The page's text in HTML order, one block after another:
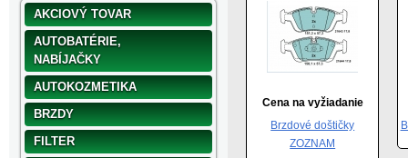
AKCIOVÝ TOVAR
AUTOBATÉRIE,
NABÍJAČKY
AUTOKOZMETIKA
BRZDY
FILTER
Cena na vyžiadanie
Brzdové doštičky
ZOZNAM